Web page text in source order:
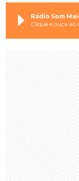
Rádio Som
Clique e ouça ao